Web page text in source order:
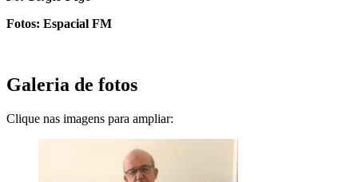
Fotos: Espacial FM
Galeria de fotos
Clique nas imagens para ampliar: